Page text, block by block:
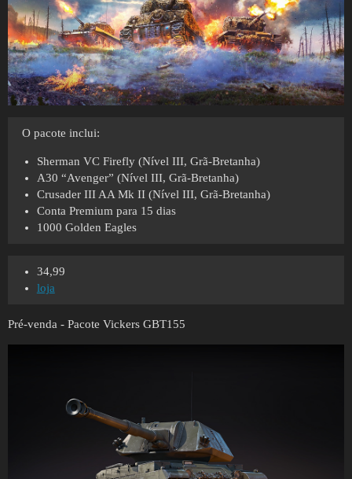
O pacote inclui:
Sherman VC Firefly (Nível III, Grã-Bretanha)
A30 “Avenger” (Nível III, Grã-Bretanha)
Crusader III AA Mk II (Nível III, Grã-Bretanha)
Conta Premium para 15 dias
1000 Golden Eagles
34,99
loja
Pré-venda - Pacote Vickers GBT155